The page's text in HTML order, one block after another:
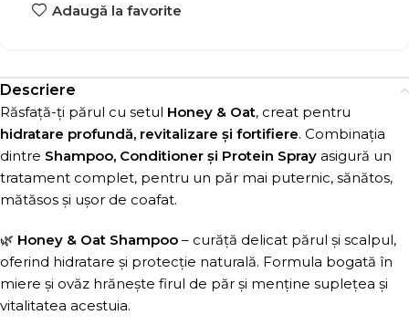
Adaugă la favorite
Descriere
Răsfață-ți părul cu setul Honey & Oat, creat pentru
hidratare profundă, revitalizare și fortifiere. Combinația
dintre Shampoo, Conditioner și Protein Spray asigură un
tratament complet, pentru un păr mai puternic, sănătos,
mătăsos și ușor de coafat.
🌿 Honey & Oat Shampoo – curăță delicat părul și scalpul,
oferind hidratare și protecție naturală. Formula bogată în
miere și ovăz hrănește firul de păr și menține suplețea și
vitalitatea acestuia.